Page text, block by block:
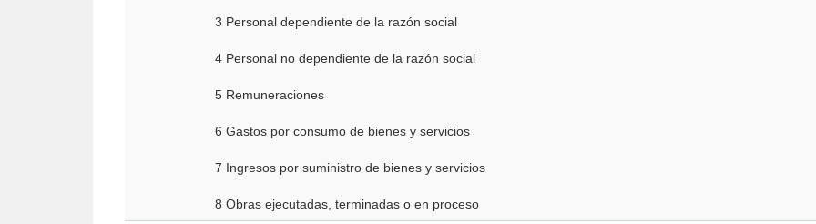
3 Personal dependiente de la razón social
4 Personal no dependiente de la razón social
5 Remuneraciones
6 Gastos por consumo de bienes y servicios
7 Ingresos por suministro de bienes y servicios
8 Obras ejecutadas, terminadas o en proceso